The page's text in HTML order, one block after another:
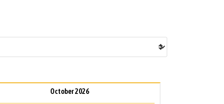
October 2026